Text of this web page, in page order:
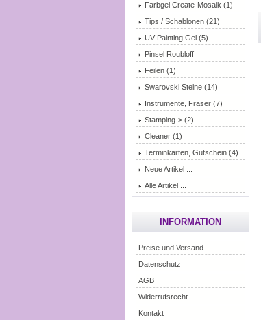
Farbgel Create-Mosaik (1)
Tips / Schablonen (21)
UV Painting Gel (5)
Pinsel Roubloff
Feilen (1)
Swarovski Steine (14)
Instrumente, Fräser (7)
Stamping-> (2)
Cleaner (1)
Terminkarten, Gutschein (4)
Neue Artikel ...
Alle Artikel ...
INFORMATION
Preise und Versand
Datenschutz
AGB
Widerrufsrecht
Kontakt